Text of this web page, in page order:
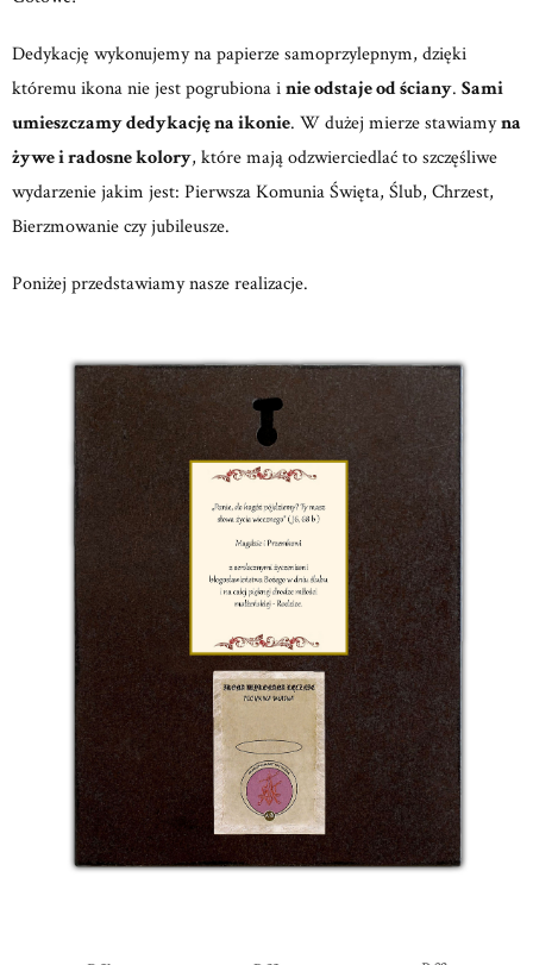
Dedykację wykonujemy na papierze samoprzylepnym, dzięki
któremu ikona nie jest pogrubiona inie odstaje od ściany. Sami
umieszczamy dedykację na ikonie. W dużej mierze stawiamyna
żywe i radosne kolory, które mają odzwierciedlać to szczęśliwe
wydarzenie jakim jest: Pierwsza Komunia Święta, Ślub, Chrzest,
Bierzmowanie czy jubileusze.
Poniżej przedstawiamy nasze realizacje.